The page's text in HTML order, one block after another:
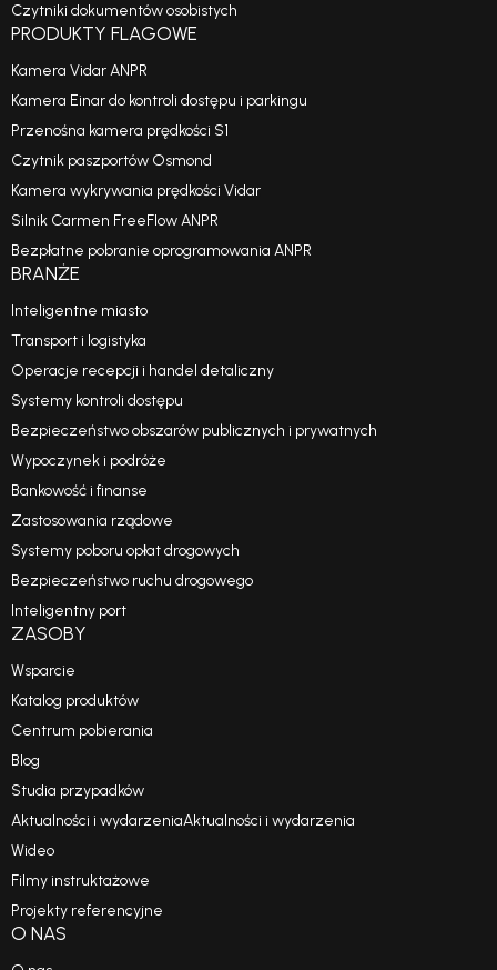
Czytniki dokumentów osobistych
PRODUKTY FLAGOWE
Kamera Vidar ANPR
Kamera Einar do kontroli dostępu i parkingu
Przenośna kamera prędkości S1
Czytnik paszportów Osmond
Kamera wykrywania prędkości Vidar
Silnik Carmen FreeFlow ANPR
Bezpłatne pobranie oprogramowania ANPR
BRANŻE
Inteligentne miasto
Transport i logistyka
Operacje recepcji i handel detaliczny
Systemy kontroli dostępu
Bezpieczeństwo obszarów publicznych i prywatnych
Wypoczynek i podróże
Bankowość i finanse
Zastosowania rządowe
Systemy poboru opłat drogowych
Bezpieczeństwo ruchu drogowego
Inteligentny port
ZASOBY
Wsparcie
Katalog produktów
Centrum pobierania
Blog
Studia przypadków
Aktualności i wydarzeniaAktualności i wydarzenia
Wideo
Filmy instruktażowe
Projekty referencyjne
O NAS